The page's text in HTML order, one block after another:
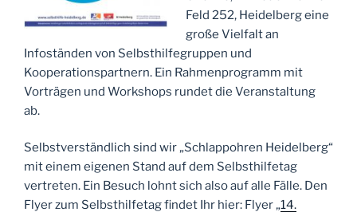
Feld 252, Heidelberg eine
große Vielfalt an
Infoständen von Selbsthilfegruppen und
Kooperationspartnern. Ein Rahmenprogramm mit
Vorträgen und Workshops rundet die Veranstaltung
ab.
Selbstverständlich sind wir „Schlappohren Heidelberg“
mit einem eigenen Stand auf dem Selbsthilfetag
vertreten. Ein Besuch lohnt sich also auf alle Fälle. Den
Flyer zum Selbsthilfetag findet Ihr hier: Flyer „14.